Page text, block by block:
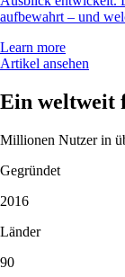
aufbewahrt – und
Learn more
Artikel ansehen
Ein weltweit
Millionen Nutzer in
Gegründet
2016
Länder
90